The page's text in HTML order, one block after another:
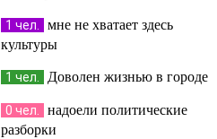
1 чел.
мне не хватает здесь
культуры
1 чел. Доволен жизнью в городе
0 чел.
надоели политические
разборки